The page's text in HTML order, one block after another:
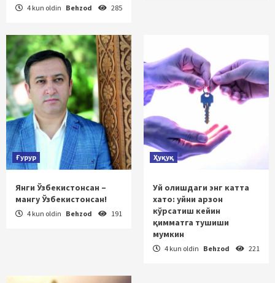
4 kun oldin Behzod 285
Ғурур
Янги Ўзбекистонсан –
мангу Ўзбекистонсан!
4 kun oldin Behzod 191
Ҳуқуқ
Уй олишдаги энг катта
хато: уйни арзон
кўрсатиш кейин
қимматга тушиши
мумкин
4 kun oldin Behzod 221